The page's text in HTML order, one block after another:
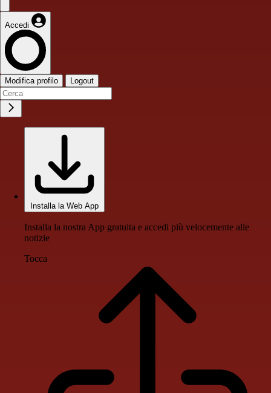
Accedi
Modifica profilo Logout
Installa la Web App
Installa la nostra App gratuita e accedi più velocemente alle
notizie
Tocca